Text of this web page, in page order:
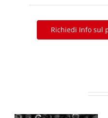
Richiedi Info sul